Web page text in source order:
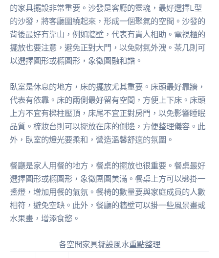
的家具擺設非常重要。沙發是客廳的靈魂，最好選擇L型
的沙發，將客廳圍繞起來，形成一個聚氣的空間。沙發的
背後最好有靠山，例如牆壁，代表有貴人相助。電視櫃的
擺放也要注意，避免正對大門，以免財氣外洩。茶几則可
以選擇圓形或橢圓形，象徵圓融和諧。
臥室是休息的地方，床的擺放尤其重要。床頭最好靠牆，
代表有依靠。床的兩側最好留有空間，方便上下床。床頭
上方不宜有樑柱壓頂，床尾不宜正對房門，以免影響睡眠
品質。梳妝台則可以擺放在床的側邊，方便整理儀容。此
外，臥室的燈光要柔和，營造溫馨舒適的氛圍。
餐廳是家人用餐的地方，餐桌的擺放也很重要。餐桌最好
選擇圓形或橢圓形，象徵團圓美滿。餐桌上方可以懸掛一
盞燈，增加用餐的氣氛。餐椅的數量要與家庭成員的人數
相符，避免空缺。此外，餐廳的牆壁可以掛一些風景畫或
水果畫，增添食慾。
各空間家具擺設風水重點整理